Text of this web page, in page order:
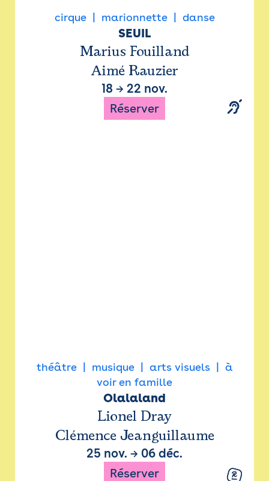
cirque marionnette danse
SEUIL
Marius Fouilland
Aimé Rauzier
18 → 22 nov.
Réserver
théâtre musique arts visuels
à
voir en famille
Olalaland
Lionel Dray
Clémence Jeanguillaume
25 nov. → 06 déc.
Réserver